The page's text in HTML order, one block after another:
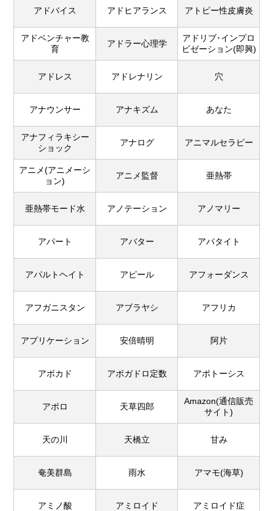
アドバイス アドヒアランス アトピー性皮膚炎
アドベンチャー教
育
アドラー心理学
アドリブ･インプロ
ビゼーション(即興)
アドレス アドレナリン 穴
アナウンサー アナキズム あなた
アナフィラキシー
ショック
アナログ アニマルセラピー
アニメ(アニメーシ
ョン)
アニメ監督 亜熱帯
亜熱帯モード水 アノテーション アノマリー
アパート アバター アパタイト
アパルトヘイト アピール アフォーダンス
アフガニスタン アブラヤシ アフリカ
アプリケーション 安倍晴明 阿片
アボカド アボガドロ定数 アポトーシス
アポロ 天草四郎
Amazon(通信販売
サイト)
天の川 天橋立 甘み
奄美群島 雨水 アマモ(海草)
アミノ酸 アミロイド アミロイド症